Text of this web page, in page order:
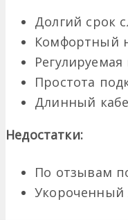
Долгий срок
Комфортный
Простота
Длинный
Недостатки:
По отзывам
Укороченный